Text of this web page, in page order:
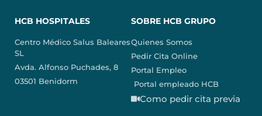
HCB HOSPITALES
Centro Médico Salus Baleares
SL
Avda. Alfonso Puchades, 8
03501 Benidorm
SOBRE HCB GRUPO
Quienes Somos
Pedir Cita Online
Portal Empleo
Portal empleado HCB
Como pedir cita previa